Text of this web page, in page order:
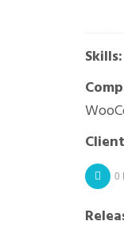
Skills:
Client
0